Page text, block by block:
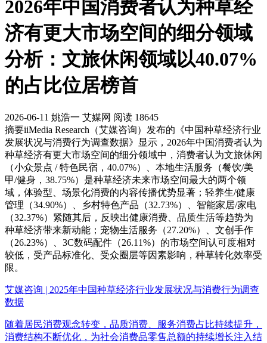
2026年中国消费者认为种草经
济有更大市场空间的细分领域
分析：文旅休闲领域以40.07%
的占比位居榜首
2026-06-11 姚浩一 艾媒网 阅读 18645
摘要iiMedia Research（艾媒咨询）发布的《中国种草经济行业
发展状况与消费行为调查数据》显示，2026年中国消费者认为
种草经济有更大市场空间的细分领域中，消费者认为文旅休闲
（小众景点 / 特色民宿，40.07%）、本地生活服务（餐饮/美
甲/健身，38.75%）是种草经济未来市场空间最大的两个领
域，体验型、场景化消费的内容传播优势显著；轻养生/健康
管理（34.90%）、乡村特色产品（32.73%）、智能家居/家电
（32.37%）紧随其后，反映出健康消费、品质生活等趋势为
种草经济带来新动能；宠物生活服务（27.20%）、文创手作
（26.23%）、3C数码配件（26.11%）的市场空间认可度相对
较低，受产品标准化、受众圈层等因素影响，种草转化效率受
限。
艾媒咨询 | 2025年中国种草经济行业发展状况与消费行为调查
数据
随着居民消费观念转变，品质消费、服务消费占比持续提升，
消费结构不断优化，为社会消费品零售总额的持续增长注入结